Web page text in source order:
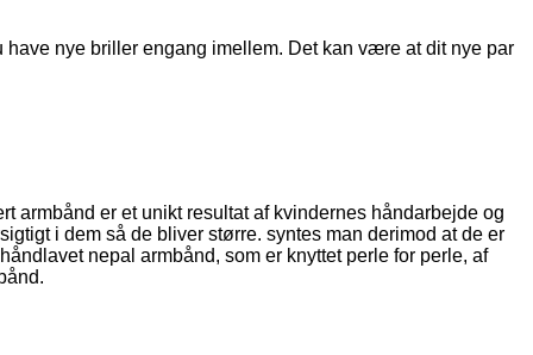
nye briller engang imellem. Det kan være at dit nye par
armbånd er et unikt resultat af kvindernes håndarbejde og
i dem så de bliver større. syntes man derimod at de er
nepal armbånd, som er knyttet perle for perle, af